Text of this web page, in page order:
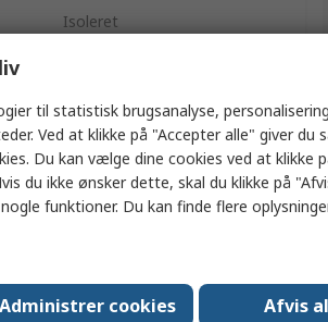
Isoleret
Vinyl
1.5mm²
16AWG
2.5mm²
til statistisk brugsanalyse,
Ved at klikke på "Accepter alle" giver du
Du kan vælge dine cookies ved at klikke
du ikke ønsker dette, skal du klikke på
funktioner. Du kan finde flere
Administrer cookies Afvis